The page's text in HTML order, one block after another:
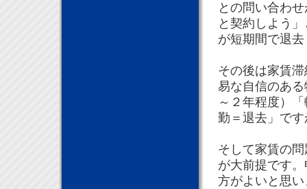
との問い合わ
と契約しよう
が短期間で退
その後は家賃
易な自信のあ
～２年程度）
勤＝退去」です
そして家賃の
が大前提です
方がよいと思